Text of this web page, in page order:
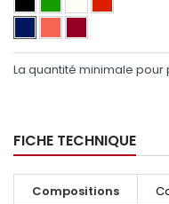
La quantité minimale
FICHE TECHNIQUE
Compositions